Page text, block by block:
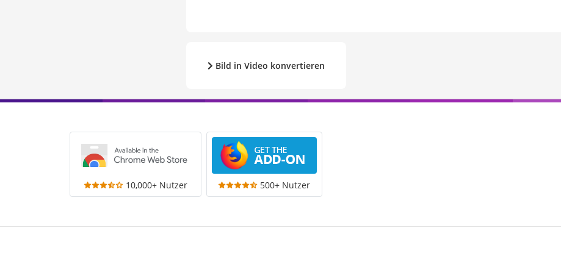
Bild in Video konvertieren
10,000+ Nutzer 500+ Nutzer